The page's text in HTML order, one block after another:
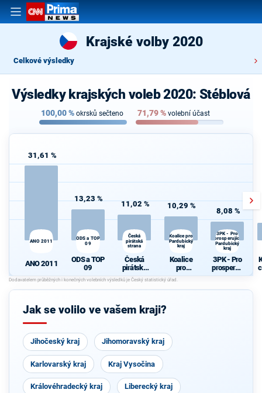
Krajské volby 2020
Celkové výsledky
Výsledky krajských voleb 2020: Stéblová
100,00% okrsků sečteno 71,79% volební účast
31,61 %
ANO 2011
ANO 2011
13,23 %
ODS a TOP
09
ODS a TOP
09
11,02 %
Česká
pirátská
strana
Česká
pirátská
strana
10,29 %
Koalice pro
Pardubický
kraj
Koalice
pro
Pardubick
ý kraj
8,08 %
3PK - Pro
prosperující
Pardubický
kraj
3PK - Pro
prosperují
cí
ý kraj
Jak se volilo ve vašem kraji?
Jihočeský kraj Jihomoravský kraj
Karlovarský kraj Kraj Vysočina
Královéhradecký kraj Liberecký kraj